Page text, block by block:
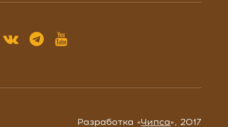
Разработка «Чипса», 2017